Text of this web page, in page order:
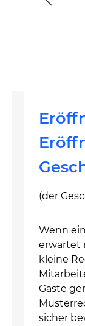
(der
Wenn
erwartet
kleine
Gäste
sicher